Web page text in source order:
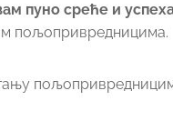
пуно среће и
пољопривредницима.